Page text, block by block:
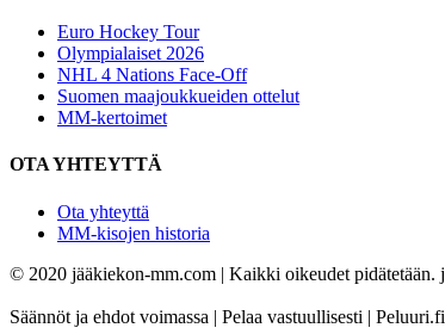
Euro Hockey Tour
Olympialaiset 2026
NHL 4 Nations Face-Off
Suomen maajoukkueiden ottelut
MM-kertoimet
OTA YHTEYTTÄ
Ota yhteyttä
MM-kisojen historia
© 2020 jääkiekon-mm.com | Kaikki oikeudet
Säännöt ja ehdot voimassa | Pelaa vastuullisesti |